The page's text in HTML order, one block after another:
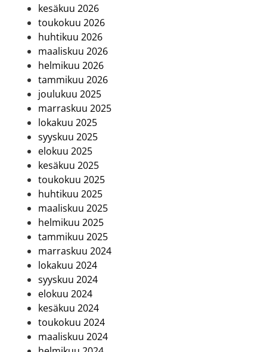
kesäkuu 2026
toukokuu 2026
huhtikuu 2026
maaliskuu 2026
helmikuu 2026
tammikuu 2026
joulukuu 2025
marraskuu 2025
lokakuu 2025
syyskuu 2025
elokuu 2025
kesäkuu 2025
toukokuu 2025
huhtikuu 2025
maaliskuu 2025
helmikuu 2025
tammikuu 2025
marraskuu 2024
lokakuu 2024
syyskuu 2024
elokuu 2024
kesäkuu 2024
toukokuu 2024
maaliskuu 2024